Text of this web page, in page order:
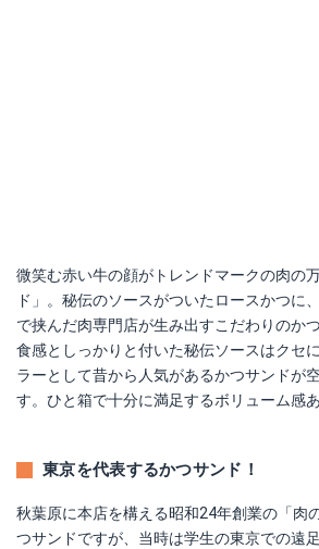
微笑む赤い牛の顔がトレンドマークの肉の
ド」。秘伝のソースがついたロースかつに
で挟んだ肉専門店が生み出すこだわりのか
食感としっかりと付いた秘伝ソースはクセ
ラーとして昔から人気があるかつサンドが
す。ひと箱で十分に満足するボリューム感
東京を代表するかつサンド！
秋葉原に本店を構える昭和24年創業の「肉
つサンドですが、当時は学生の東京での遠